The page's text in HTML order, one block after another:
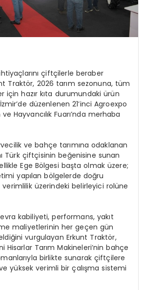
çiftçilerle beraber
Traktör, 2026 tarım sezonuna, tüm
için hazır kıta durumundaki ürün
düzenlenen 21’inci Agroexpo
Hayvancılık Fuarı’nda merhaba
ve bahçe tarımına odaklanan
Türk çiftçisinin beğenisine sunan
Ege Bölgesi başta olmak üzere;
yapılan bölgelerde doğru
üzerindeki belirleyici rolüne
kabiliyeti, performans, yakıt
maliyetlerinin her geçen gün
vurgulayan Erkunt Traktör,
Hisarlar Tarım Makineleri’nin bahçe
birlikte sunarak çiftçilere
yüksek verimli bir çalışma sistemi